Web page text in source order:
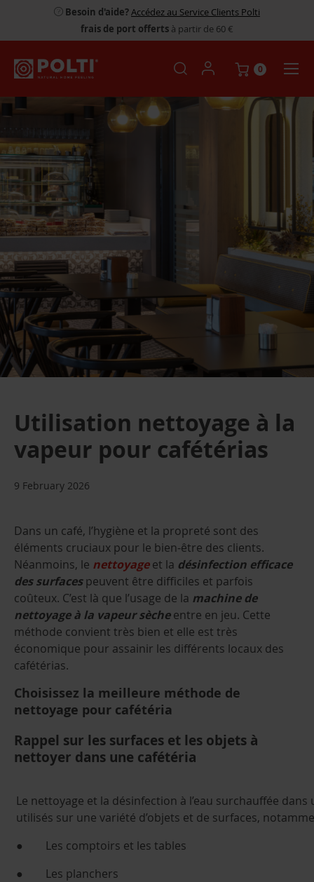
Besoin d'aide?Accédez au Service Clients Polti
frais de port offerts à partir de 60 €
0
Utilisation nettoyage à la
vapeur pour cafétérias
9 February 2026
Dans un café, l’hygiène et la propreté sont des
éléments cruciaux pour le bien-être des clients.
Néanmoins, le nettoyage et la désinfection efficace
des surfacespeuvent être difficiles et parfois
coûteux. C’est là que l’usage de la machine de
nettoyage à la vapeur sècheentre en jeu. Cette
méthode convient très bien et elle est très
économique pour assainir les différents locaux des
cafétérias.
Choisissez la meilleure méthode de
nettoyage pour cafétéria
Rappel sur les surfaces et les objets à
nettoyer dans une cafétéria
Le nettoyage et la désinfection à l’eau surchauffée
utilisés sur une variété d’objets et de surfaces,
● Les comptoirs et les tables
● Les planchers